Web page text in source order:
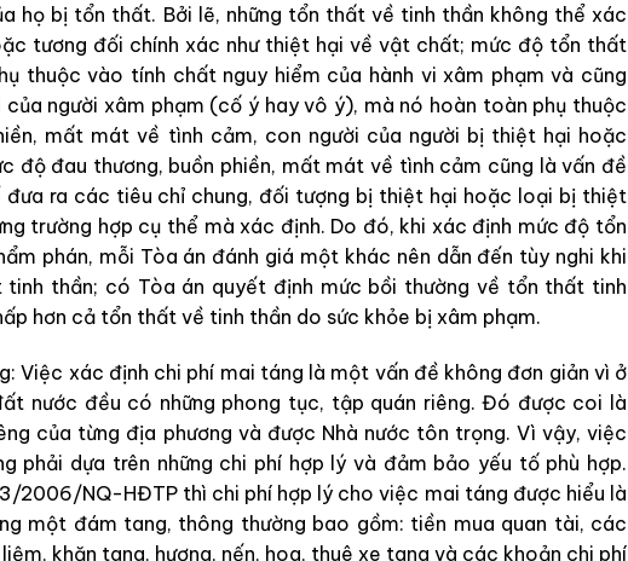
họ bị tổn thất. Bởi lẽ, những tổn thất về tinh thần không thể xác
tương đối chính xác như thiệt hại về vật chất; mức độ tổn thất
thuộc vào tính chất nguy hiểm của hành vi xâm phạm và cũng
người xâm phạm (cố ý hay vô ý), mà nó hoàn toàn phụ thuộc
mất mát về tình cảm, con người của người bị thiệt hại hoặc
độ đau thương, buồn phiền, mất mát về tình cảm cũng là vấn đề
ra các tiêu chỉ chung, đối tượng bị thiệt hại hoặc loại bị thiệt
trường hợp cụ thể mà xác định. Do đó, khi xác định mức độ tổn
phán, mỗi Tòa án đánh giá một khác nên dẫn đến tùy nghi khi
thần; có Tòa án quyết định mức bồi thường về tổn thất tinh
hơn cả tổn thất về tinh thần do sức khỏe bị xâm phạm.
Việc xác định chi phí mai táng là một vấn đề không đơn giản vì ở
nước đều có những phong tục, tập quán riêng. Đó được coi là
của từng địa phương và được Nhà nước tôn trọng. Vì vậy, việc
phải dựa trên những chi phí hợp lý và đảm bảo yếu tố phù hợp.
2006/NQ-HĐTP thì chi phí hợp lý cho việc mai táng được hiểu là
một đám tang, thông thường bao gồm: tiền mua quan tài, các
khăn tang, hương, nến, hoa, thuê xe tang và các khoản chi phí